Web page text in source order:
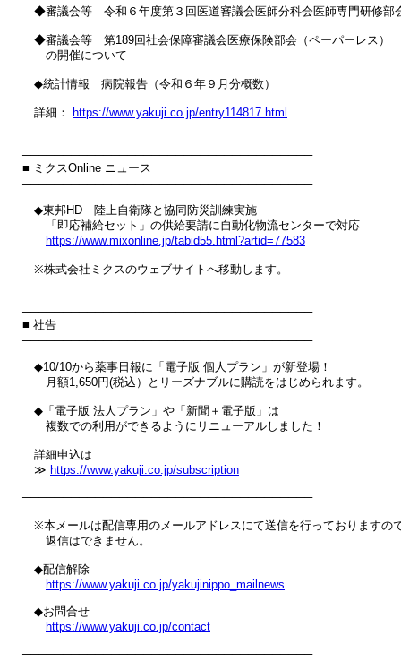
◆審議会等　令和６年度第３回医道審議会医師分科会医師専門研修部
◆審議会等　第189回社会保障審議会医療保険部会（ペーパーレス）
の開催について
◆統計情報　病院報告（令和６年９月分概数）
詳細： https://www.yakuji.co.jp/entry114817.html
────────────────────────────────────
■ ミクスOnline ニュース
────────────────────────────────────
◆東邦HD　陸上自衛隊と協同防災訓練実施
「即応補給セット」の供給要請に自動化物流センターで対応
https://www.mixonline.jp/tabid55.html?artid=77583
※株式会社ミクスのウェブサイトへ移動します。
────────────────────────────────────
■ 社告
────────────────────────────────────
◆10/10から薬事日報に「電子版 個人プラン」が新登場！
月額1,650円(税込）とリーズナブルに購読をはじめられます。
◆「電子版 法人プラン」や「新聞＋電子版」は
複数での利用ができるようにリニューアルしました！
詳細申込は
≫ https://www.yakuji.co.jp/subscription
────────────────────────────────────
※本メールは配信専用のメールアドレスにて送信を行っておりますの
返信はできません。
◆配信解除
https://www.yakuji.co.jp/yakujinippo_mailnews
◆お問合せ
https://www.yakuji.co.jp/contact
────────────────────────────────────